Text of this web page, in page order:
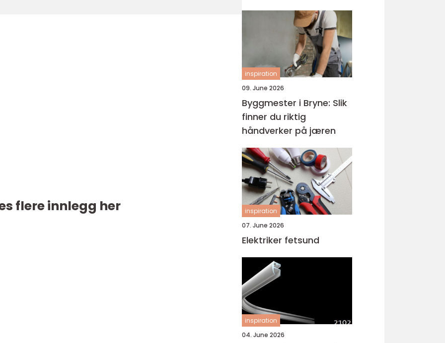
flere innlegg her
inspiration
09. June 2026
Byggmester i Bryne: Slik
finner du riktig
håndverker på jæren
inspiration
07. June 2026
Elektriker fetsund
inspiration
04. June 2026